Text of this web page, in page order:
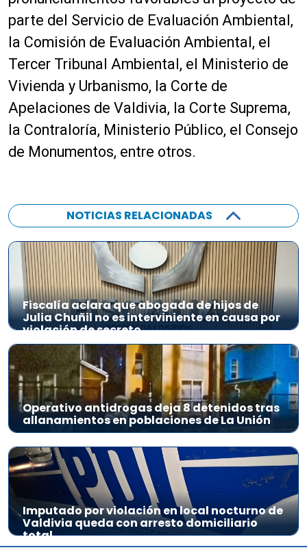
parte del Servicio de Evaluación Ambiental,
la Comisión de Evaluación Ambiental, el
Tercer Tribunal Ambiental, el Ministerio de
Vivienda y Urbanismo, la Corte de
Apelaciones de Valdivia, la Corte Suprema,
la Contraloría, Ministerio Público, el Consejo
de Monumentos, entre otros.
NOTICIAS RELACIONADAS
Fiscalía aclara que abogada de hijos de
Julia Chuñil no es interviniente en causa por
violación de secreto
Operativo antidrogas deja 8 detenidos tras
allanamientos en poblaciones de La Unión
Imputado por violación en local nocturno de
Valdivia queda con arresto domiciliario
total